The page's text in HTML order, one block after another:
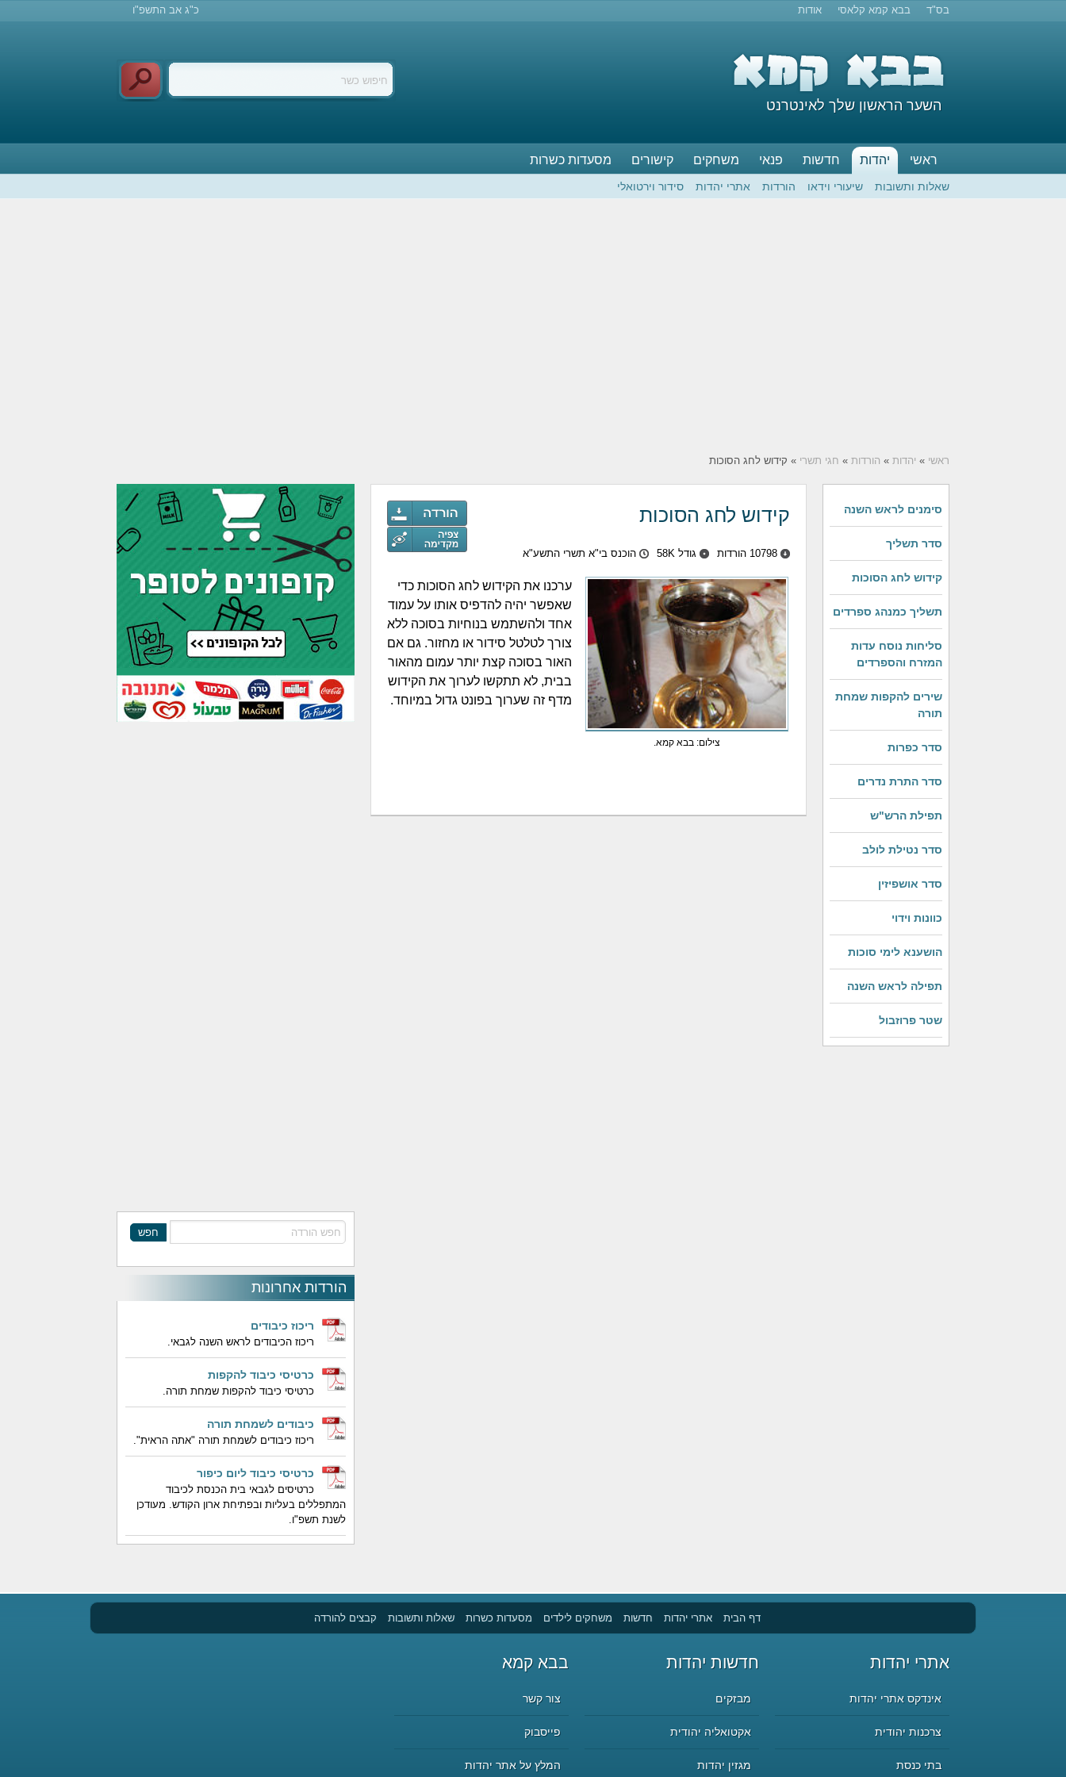
בס"ד בבא קמא קלאסי אודות כ"ג אב התשפ"ו
השער הראשון שלך לאינטרנט
ראשי יהדות חדשות פנאי משחקים קישורים מסעדות כשרות
שאלות ותשובות שיעורי וידאו הורדות אתרי יהדות סידור וירטואלי
ראשי » יהדות » הורדות » חגי תשרי » קידוש לחג הסוכות
סימנים לראש השנה
סדר תשליך
קידוש לחג הסוכות
תשליך כמנהג ספרדים
סליחות נוסח עדות
המזרח והספרדים
שירים להקפות שמחת
תורה
סדר כפרות
סדר התרת נדרים
תפילת הרש"ש
סדר נטילת לולב
סדר אושפיזין
כוונות וידוי
הושענא לימי סוכות
תפילה לראש השנה
שטר פרוזבול
חפש
הורדות אחרונות
ריכוז כיבודים
ריכוז הכיבודים לראש השנה לגבאי.
כרטיסי כיבוד להקפות
כרטיסי כיבוד להקפות שמחת תורה.
כיבודים לשמחת תורה
ריכוז כיבודים לשמחת תורה "אתה הראית".
כרטיסי כיבוד ליום כיפור
כרטיסים לגבאי בית הכנסת לכיבוד
המתפללים בעליות ובפתיחת ארון הקודש. מעודכן
לשנת תשפ"ו.
קידוש לחג הסוכות
10798 הורדות גודל 58K הוכנס בי"א תשרי התשע"א
צילום: בבא קמא.
ערכנו את הקידוש לחג הסוכות כדי
שאפשר יהיה להדפיס אותו על עמוד
אחד ולהשתמש בנוחיות בסוכה ללא
צורך לטלטל סידור או מחזור. גם אם
האור בסוכה קצת יותר עמום מהאור
בבית, לא תתקשו לערוך את הקידוש
מדף זה שערוך בפונט גדול במיוחד.
דף הבית אתרי יהדות חדשות משחקים לילדים מסעדות כשרות שאלות ותשובות קבצים להורדה
אתרי יהדות
אינדקס אתרי יהדות
צרכנות יהודית
בתי כנסת
חדשות יהדות
מבזקים
אקטואליה יהודית
מגזין יהדות
בבא קמא
צור קשר
פייסבוק
המלץ על אתר יהדות